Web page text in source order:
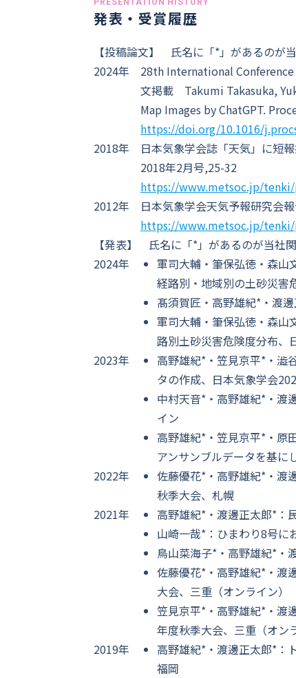
発表・受賞履歴
【投稿論文】
氏名に「*」があるのが
2024年
28th International
文掲載 Takumi Takasuka,
Map Images by ChatGPT.
https://doi.org/10.1016/
2018年
日本気象学会誌「天気」に短
2018年2月号,25-32
https://www.metsoc.jp/tenki/
2012年
日本気象学会天気予報研究会
https://www.metsoc.jp/tenki/
【発表】
氏名に「*」があるのが当社関
2024年
軍司大輔・筆保弘徳・森山
経路別・地域別の土砂災害
髙須賀匠・高野雄紀*・渡
軍司大輔・筆保弘徳・森山
路別土砂災害危険度分布、
2023年
高野雄紀*・笠見京平*・澁
タの作成、日本気象学会
中村天音*・高野雄紀*・渡
イン
高野雄紀*・笠見京平*・原
アンサンブルデータを基に
2022年
佐藤優花*・高野雄紀*・渡
秋季大会、札幌
2021年
高野雄紀*・渡邊正太郎*：
山崎一哉*：ひまわり8号に
鳥山菜海子*・高野雄紀*・
佐藤優花*・高野雄紀*・渡
大会、三重（オンライン）
笠見京平*・高野雄紀*・渡
年度秋季大会、三重（オン
2019年
高野雄紀*・渡邊正太郎*：
福岡